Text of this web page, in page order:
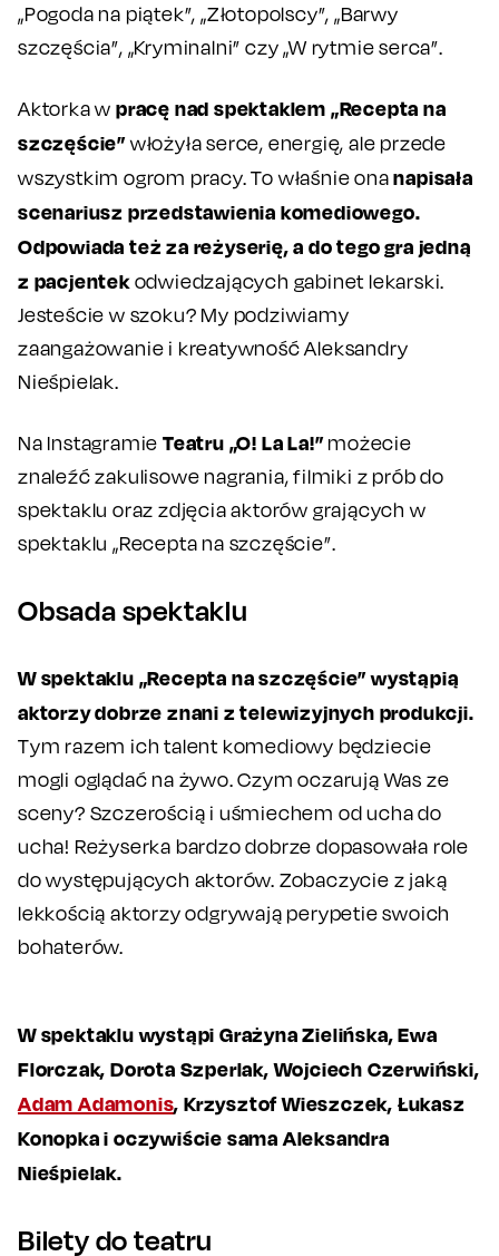
„Pogoda na piątek”, „Złotopolscy”, „Barwy
szczęścia”, „Kryminalni” czy „W rytmie serca”.
Aktorka w pracę nad spektaklem „Recepta na
szczęście”włożyła serce, energię, ale przede
wszystkim ogrom pracy. To właśnie onanapisała
scenariusz przedstawienia komediowego.
Odpowiada też za reżyserię, a do tego gra jedną
z pacjentekodwiedzających gabinet lekarski.
Jesteście w szoku? My podziwiamy
zaangażowanie i kreatywność Aleksandry
Nieśpielak.
Na Instagramie Teatru „O! La La!”możecie
znaleźć zakulisowe nagrania, filmiki z prób do
spektaklu oraz zdjęcia aktorów grających w
spektaklu „Recepta na szczęście”.
Obsada spektaklu
W spektaklu „Recepta na szczęście” wystąpią
aktorzy dobrze znani z telewizyjnych produkcji.
Tym razem ich talent komediowy będziecie
mogli oglądać na żywo. Czym oczarują Was ze
sceny? Szczerością i uśmiechem od ucha do
ucha! Reżyserka bardzo dobrze dopasowała role
do występujących aktorów. Zobaczycie z jaką
lekkością aktorzy odgrywają perypetie swoich
bohaterów.
W spektaklu wystąpi Grażyna Zielińska, Ewa
Florczak, Dorota Szperlak, Wojciech Czerwiński,
Adam Adamonis, Krzysztof Wieszczek, Łukasz
Konopka i oczywiście sama Aleksandra
Nieśpielak.
Bilety do teatru